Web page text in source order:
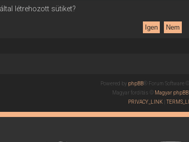
létrehozott sütiket?
Powered by phpBB® Forum Software
Magyar fordítás © Magyar
PRIVACY_LINK |